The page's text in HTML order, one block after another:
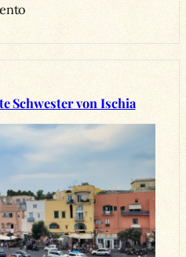
Schwester von Ischia